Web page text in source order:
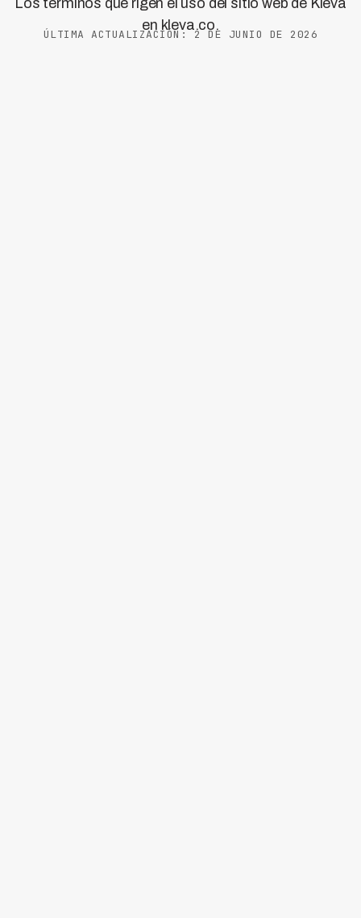
Los términos que rigen el uso del sitio web de Kleva
en kleva.co.
ÚLTIMA ACTUALIZACIÓN: 2 DE JUNIO DE 2026